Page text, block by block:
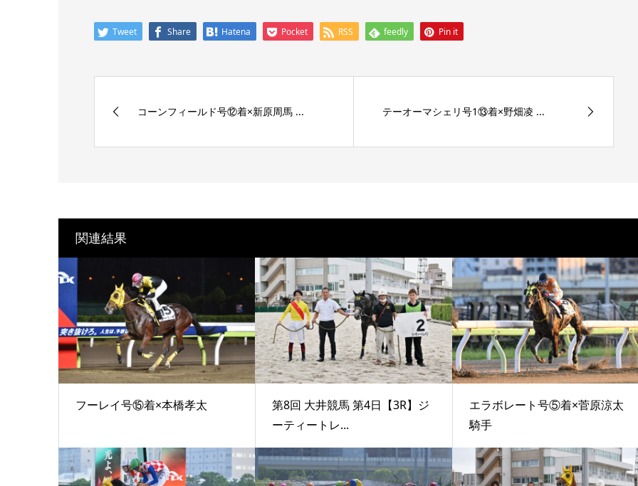
Tweet Share Hatena Pocket RSS feedly Pin it
コーンフィールド号⑫着×新原周馬 ... テーオーマシェリ号1⑬着×野畑凌 ...
関連結果
フーレイ号⑮着×本橋孝太
第8回 大井競馬 第4日【3R】ジ
ーティートレ...
エラボレート号⑤着×菅原涼太
騎手